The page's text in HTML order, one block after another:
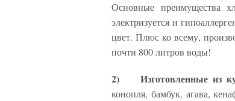
Основные преимущества
электризуется и
цвет. Плюс ко всему,
почти 800 литров воды!
2) Изготовленные из
конопля, бамбук, агава,